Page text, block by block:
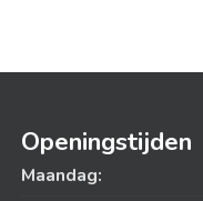
Openingstijden
Maandag: